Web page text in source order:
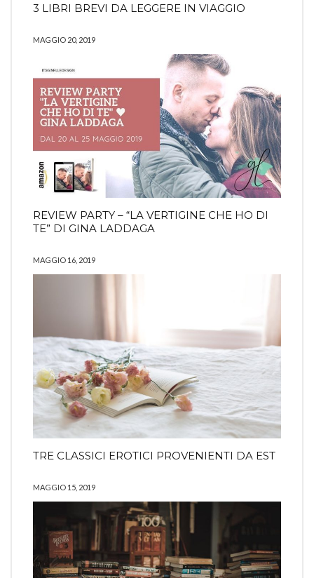
3 LIBRI BREVI DA LEGGERE IN VIAGGIO
MAGGIO 20, 2019
REVIEW PARTY – “LA VERTIGINE CHE HO DI
TE” DI GINA LADDAGA
MAGGIO 16, 2019
TRE CLASSICI EROTICI PROVENIENTI DA EST
MAGGIO 15, 2019